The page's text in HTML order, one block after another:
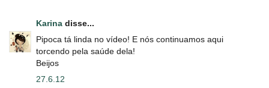
Karina disse...
Pipoca tá linda no vídeo! E nós continuamos aqui
torcendo pela saúde dela!
Beijos
27.6.12